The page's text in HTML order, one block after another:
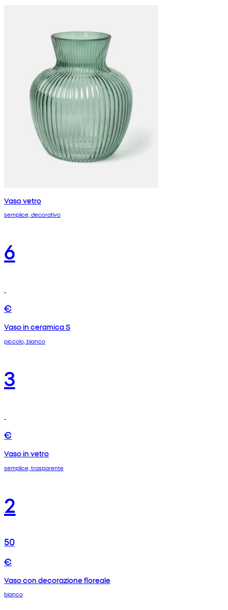
Vaso vetro
semplice, decorativo
6
€
Vaso in ceramica S
piccolo, bianco
3
€
Vaso in vetro
semplice, trasparente
2
50
€
Vaso con decorazione floreale
bianco